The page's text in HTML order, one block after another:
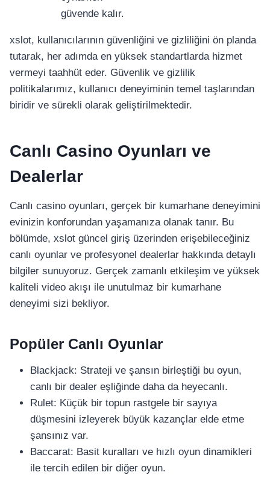
güvende kalır.
xslot, kullanıcılarının güvenliğini ve gizliliğini ön planda
tutarak, her adımda en yüksek standartlarda hizmet
vermeyi taahhüt eder. Güvenlik ve gizlilik
politikalarımız, kullanıcı deneyiminin temel taşlarından
biridir ve sürekli olarak geliştirilmektedir.
Canlı Casino Oyunları ve
Dealerlar
Canlı casino oyunları, gerçek bir kumarhane deneyimini
evinizin konforundan yaşamanıza olanak tanır. Bu
bölümde, xslot güncel giriş üzerinden erişebileceğiniz
canlı oyunlar ve profesyonel dealerlar hakkında detaylı
bilgiler sunuyoruz. Gerçek zamanlı etkileşim ve yüksek
kaliteli video akışı ile unutulmaz bir kumarhane
deneyimi sizi bekliyor.
Popüler Canlı Oyunlar
Blackjack: Strateji ve şansın birleştiği bu oyun,
canlı bir dealer eşliğinde daha da heyecanlı.
Rulet: Küçük bir topun rastgele bir sayıya
düşmesini izleyerek büyük kazançlar elde etme
şansınız var.
Baccarat: Basit kuralları ve hızlı oyun dinamikleri
ile tercih edilen bir diğer oyun.